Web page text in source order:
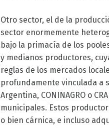
Otro sector, el de la
sector enormemente
bajo la primacía de los
y medianos productores,
reglas de los mercados
profundamente vinculada a
Argentina, CONINAGRO o
municipales. Estos
o bien cárnica, e incluso